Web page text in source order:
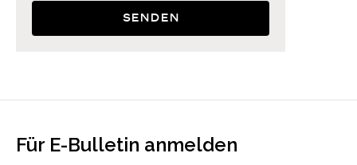
Senden
Für E-Bulletin anmelden